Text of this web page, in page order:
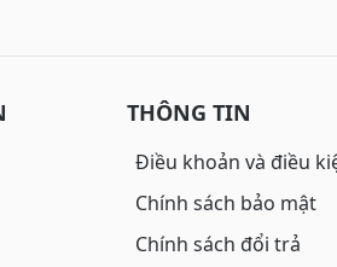
THÔNG TIN
Điều khoản và điều
Chính sách bảo mật
Chính sách đổi trả